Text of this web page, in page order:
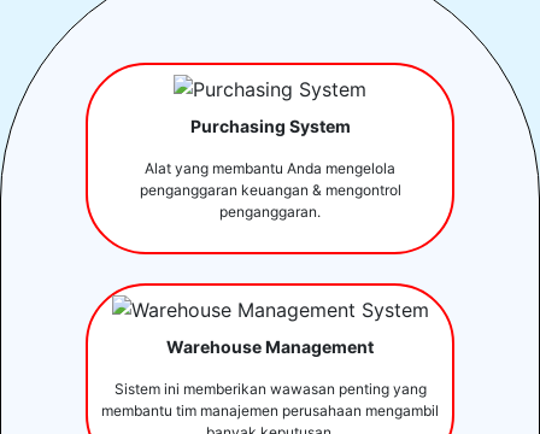
Purchasing System
Alat yang membantu Anda mengelola
penganggaran keuangan & mengontrol
penganggaran.
Warehouse Management
Sistem ini memberikan wawasan penting yang
membantu tim manajemen perusahaan mengambil